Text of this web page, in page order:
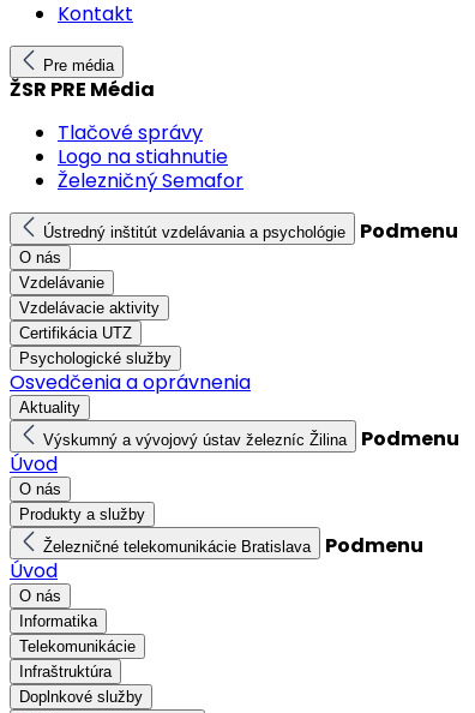
Kontakt
Pre média
ŽSR PRE Média
Tlačové správy
Logo na stiahnutie
Železničný Semafor
Ústredný inštitút vzdelávania a psychológie Podmenu
O nás
Vzdelávanie
Vzdelávacie aktivity
Certifikácia UTZ
Psychologické služby
Osvedčenia a oprávnenia
Aktuality
Výskumný a vývojový ústav železníc Žilina
Podmenu
Úvod
O nás
Produkty a služby
Železničné telekomunikácie Bratislava
Podmenu
Úvod
O nás
Informatika
Telekomunikácie
Infraštruktúra
Doplnkové služby